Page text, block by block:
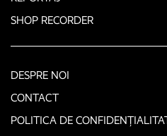
SHOP RECORDER
DESPRE NOI
CONTACT
POLITICA DE